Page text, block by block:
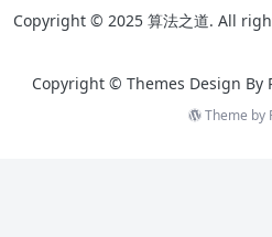
Copyright © 2025 算法之道. All
Copyright © Themes Design By
Theme by